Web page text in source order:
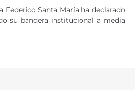
Federico Santa María ha declarado
su bandera institucional a media